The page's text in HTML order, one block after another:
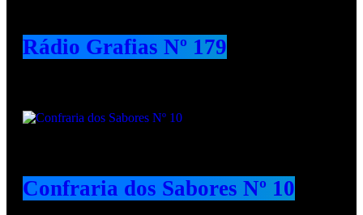
Rádio Grafias Nº 179
Confraria dos Sabores Nº 10